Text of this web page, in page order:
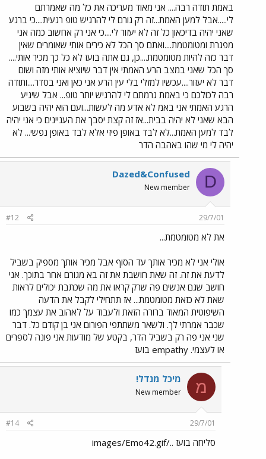
באמת תודה רבה.... אני מאוד מעריכה את כל מה שאמרתם
לי.....אבל למען האמת...זה רק גורם לי להרגיש טופ רגעית....כי ברגע
שאני יהיה בדיכאון כל זה לא יעזור לי....כי אני רק אחשוב כמה אני
מפגרת ומטומטמת....ואתם סך הכל לא כירים אותי שאומרים שאין
דבר כזה להיות מטומטמת....כן, גם אתה בועז לא כל כך מכיר אותי....
סך הכל שאני במצב הרע האמתי אין דבר שיוציא אותי מזה ושום
דבר לא יעזור....עכשיו למזלי בלי עין הרע אני כאן ואני בסדר....ותודה
רבה לכולכם כי באמת גרמתם לי להרגיש יותר טופ... אבל שיגיע
הרגע האמתי אני באמ לא אדע מה לעשות...ועם הוא יהיה בשבוע
הבא שאני לא יהיה בבית...אז זה קצת יסבך את העניינים כי אני יהיה
לבד למען האמת...לא לבד באופן פיזי אלא לבד באופן נפשי... לא
יהיה לי מי שהו באהבה הדר
D
Dazed&Confused
New member
29/7/01
#12
את לא מטומטמת...
אולי אני לא מכיר אותך עד הסוף אבל מכיר אותך מספיק בשביל
לדעת את זה. זה שאת חושבת את זה בא מגורם אחר בתוכך. אני
חושב שגם אנשים פה שרק קראו את מה שכתבת יכולים לראות
שאת לא כזאת מטומטמת... אז תתחילי לקבל את הדעה
השיפוטית המאוד ברורה הזאת ולעבוד על לאהוב את עצמך כמו
שכבר אמרתי לך. ולשאר משתתפי הפורום אני בן קודם כל. דבר
שני אני פה רק בשביל הדר, בקטע של מודעות אני פונה לספרים
או לעצמי. empathy בועז
מ מיכל מנדל!
New member
29/7/01
#14
סליחה בועז ../images/Emo42.gif